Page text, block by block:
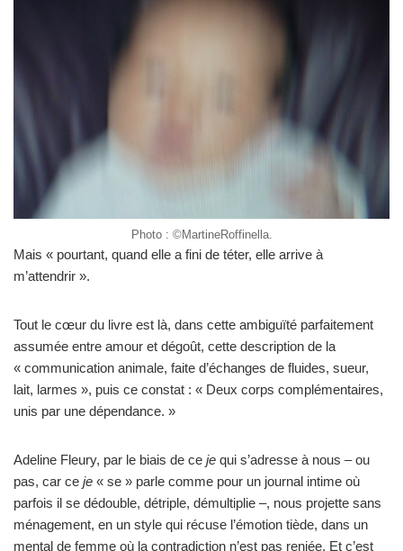
Photo : ©MartineRoffinella.
Mais « pourtant, quand elle a fini de téter, elle arrive à
m’attendrir ».
Tout le cœur du livre est là, dans cette ambiguïté parfaitement
assumée entre amour et dégoût, cette description de la
« communication animale, faite d’échanges de fluides, sueur,
lait, larmes », puis ce constat : « Deux corps complémentaires,
unis par une dépendance. »
Adeline Fleury, par le biais de ce je qui s’adresse à nous – ou
pas, car ce je « se » parle comme pour un journal intime où
parfois il se dédouble, détriple, démultiplie –, nous projette sans
ménagement, en un style qui récuse l’émotion tiède, dans un
mental de femme où la contradiction n’est pas reniée. Et c’est